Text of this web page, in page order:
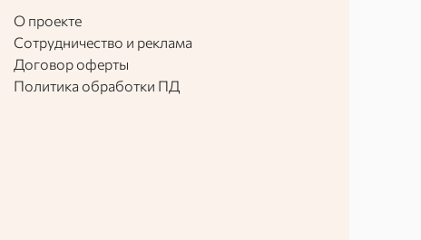
О проекте
Сотрудничество и реклама
Договор оферты
Политика обработки ПД